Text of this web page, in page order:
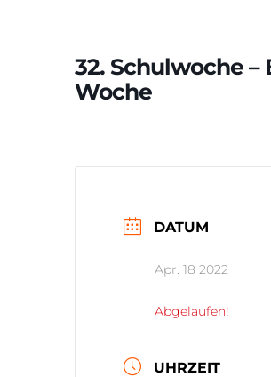
32. Schulwoche –
Woche
DATUM
Apr. 18 2022
Abgelaufen!
UHRZEIT